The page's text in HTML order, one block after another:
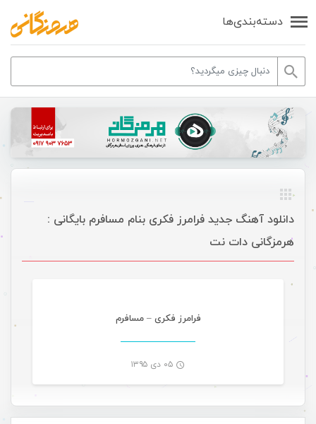
دسته‌بندی‌ها
دانلود آهنگ جدید فرامرز فکری بنام مسافرم بایگانی :
هرمزگانی دات نت
فرامرز فکری – مسافرم
۰۵ دی ۱۳۹۵